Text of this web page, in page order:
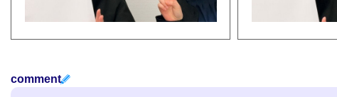
comment